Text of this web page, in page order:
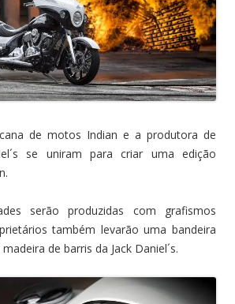
de motos Indian e a produtora de
se uniram para criar uma edição
serão produzidas com grafismos
também levarão uma bandeira
de barris da Jack Daniel´s.